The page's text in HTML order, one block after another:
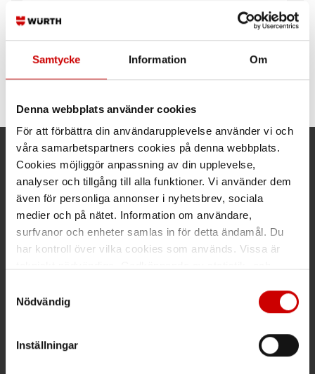
Samtycke Information Om
Denna webbplats använder cookies
För att förbättra din användarupplevelse använder vi och
våra samarbetspartners cookies på denna webbplats.
Cookies möjliggör anpassning av din upplevelse,
analyser och tillgång till alla funktioner. Vi använder dem
även för personliga annonser i nyhetsbrev, sociala
medier och på nätet. Information om användare,
surfvanor och enheter samlas in för detta ändamål. Du
har kontroll över vilka cookies som används. Vissa är
länder utanför EU med olika dataskyddsnormer. Genom
att godkänna samtycker du till sådana överföringar. Läs
Nödvändig
Inställningar
Skarvuttag IP20 Stickpropp vinkel IP44
Kund- och orderfrågor
Ring kundsupport 019 - 35 10 30
Maila kundsupport@wuerth.se